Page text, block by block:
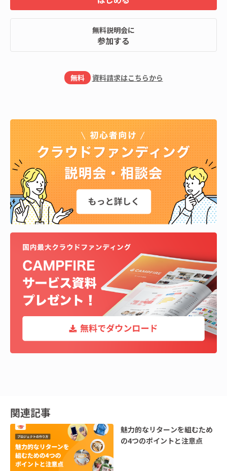
無料説明会に
参加する
無料 資料請求はこちらから
関連記事
魅力的なリターンを組むため
の4つのポイントと注意点